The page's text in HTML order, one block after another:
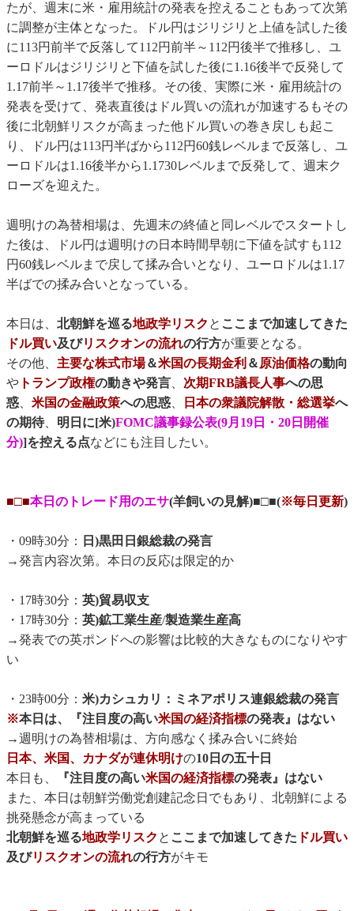
たが、週末に米・雇用統計の発表を控えることもあって次第
に調整が主体となった。ドル円はジリジリと上値を試した後
に113円前半で反落して112円前半～112円後半で推移し、ユ
ーロドルはジリジリと下値を試した後に1.16後半で反発して
1.17前半～1.17後半で推移。その後、実際に米・雇用統計の
発表を受けて、発表直後はドル買いの流れが加速するもその
後に北朝鮮リスクが高まった他ドル買いの巻き戻しも起こ
り、ドル円は113円半ばから112円60銭レベルまで反落し、ユ
ーロドルは1.16後半から1.1730レベルまで反発して、週末ク
ローズを迎えた。
週明けの為替相場は、先週末の終値と同レベルでスタートし
た後は、ドル円は週明けの日本時間早朝に下値を試すも112
円60銭レベルまで戻して揉み合いとなり、ユーロドルは1.17
半ばでの揉み合いとなっている。
本日は、 北朝鮮を巡る地政学リスク と ここまで加速してきた
ドル買い及びリスクオンの流れの行方が重要となる。
その他、 主要な株式市場＆米国の長期金利 ＆原油価格の動向
や トランプ政権の動きや発言、 次期FRB議長人事への思
惑、 米国の金融政策への思惑、 日本の衆議院解散・総選挙へ
の期待、 明日に[米)FOMC議事録公表(9月19日・20日開催
分)]を控える点などにも注目したい。
■□■本日のトレード用のエサ(羊飼いの見解)■□■(※毎日更新)
・09時30分：
日)黒田日銀総裁の発言
→発言内容次第。本日の反応は限定的か
・17時30分： 英)貿易収支
・17時30分： 英)鉱工業生産/製造業生産高
→発表での英ポンドへの影響は比較的大きなものになりやす
い
・23時00分： 米)カシュカリ：ミネアポリス連銀総裁の発言
※本日は、『注目度の高い米国の経済指標の発表』はない
→週明けの為替相場は、方向感なく揉み合いに終始
日本、米国、カナダが連休明けの10日の五十日
本日も、
『注目度の高い米国の経済指標の発表』はない
また、本日は朝鮮労働党創建記念日でもあり、北朝鮮による
挑発懸念が高まっている
北朝鮮を巡る地政学リスク と ここまで加速してきた ドル買い
及びリスクオンの流れの行方がキモ